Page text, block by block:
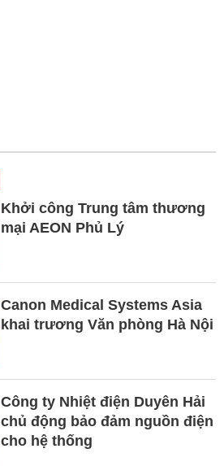
Khởi công Trung tâm thương
mại AEON Phủ Lý
Canon Medical Systems Asia
khai trương Văn phòng Hà Nội
Công ty Nhiệt điện Duyên Hải
chủ động bảo đảm nguồn điện
cho hệ thống